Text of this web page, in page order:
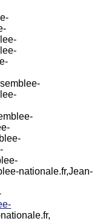
nationale.fr,Jean-